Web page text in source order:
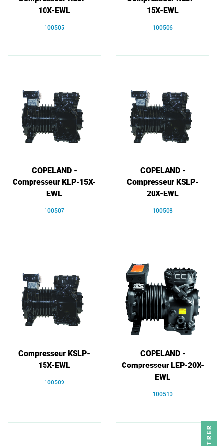
10X-EWL
100505
15X-EWL
100506
COPELAND -
Compresseur KLP-15X-
EWL
100507
COPELAND -
Compresseur KSLP-
20X-EWL
100508
Compresseur KSLP-
15X-EWL
100509
COPELAND -
Compresseur LEP-20X-
EWL
100510